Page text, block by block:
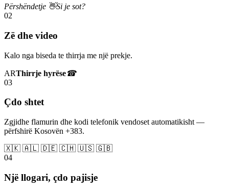
Përshëndetje 👋Si je sot?
02
Zë dhe video
Kalo nga biseda te thirrja me një prekje.
ARThirrje hyrëse☎
03
Çdo shtet
Zgjidhe flamurin dhe kodi telefonik vendoset automatikisht —
përfshirë Kosovën +383.
🇽🇰 🇦🇱 🇩🇪 🇨🇭 🇺🇸 🇬🇧
04
Një llogari, çdo pajisje